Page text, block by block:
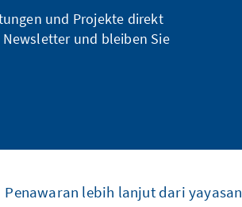
und Projekte direkt
und bleiben Sie
Penawaran lebih lanjut dari yayasan